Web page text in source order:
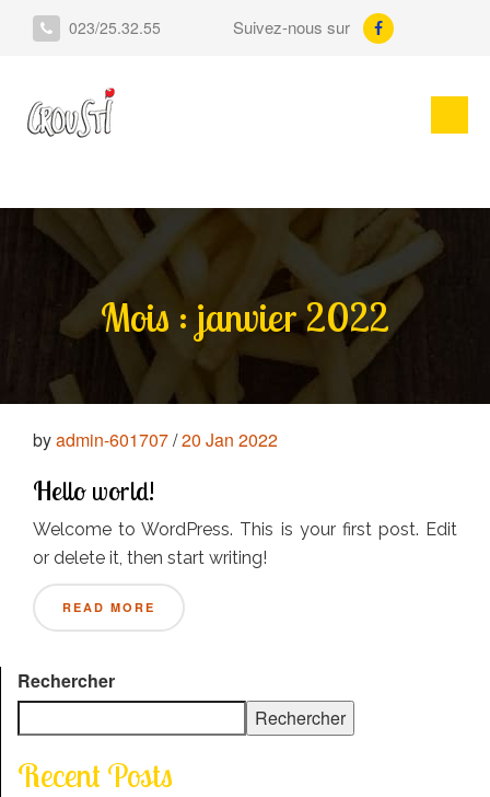
023/25.32.55 Suivez-nous sur
Mois : janvier 2022
byadmin-601707/20 Jan 2022
Hello world!
Welcome to WordPress. This is your first post. Edit
or delete it, then start writing!
READ MORE
Rechercher
Rechercher
Recent Posts